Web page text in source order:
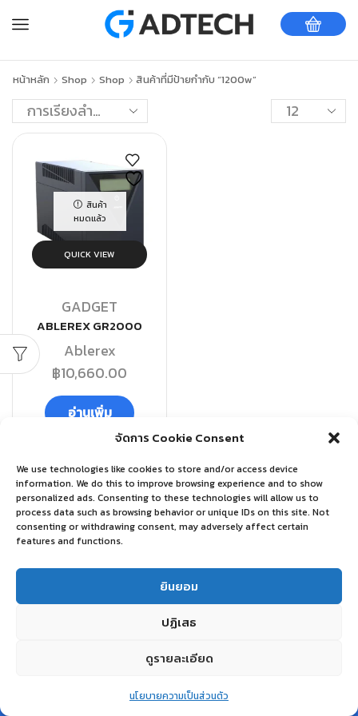
จัดการ Cookie Consent
We use technologies like cookies to store and/or access device
information. We do this to improve browsing experience and to show
personalized ads. Consenting to these technologies will allow us to
process data such as browsing behavior or unique IDs on this site. Not
consenting or withdrawing consent, may adversely affect certain
features and functions.
ยินยอม
ปฏิเสธ
ดูรายละเอียด
นโยบายความเป็นส่วนตัว
หน้าหลัก Shop Shop สินค้าที่มีป้ายกำกับ “1200w”
สินค้า
หมดแล้ว
QUICK VIEW
GADGET
ABLEREX GR2000
Ablerex
฿10,660.00
อ่านเพิ่ม
Wishlist